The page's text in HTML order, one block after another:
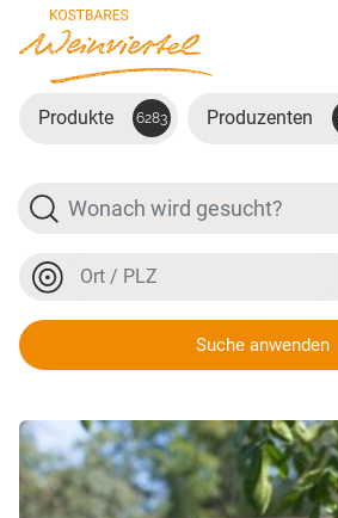
Zum Hauptinhalt springen
Produkte 6283 Produzenten
Suche
Ort oder PLZ
Suche anwenden
Wildschweinspeck